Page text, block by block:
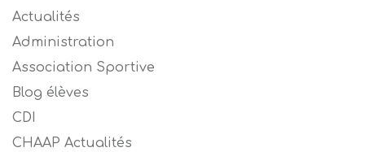
Actualités
Administration
Association Sportive
Blog élèves
CDI
CHAAP Actualités